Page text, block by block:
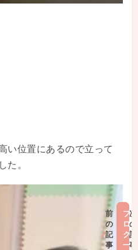
い位置にあるので立って
た。
前
の
記
事
ブ
ロ
グ
一
次
の
記
事